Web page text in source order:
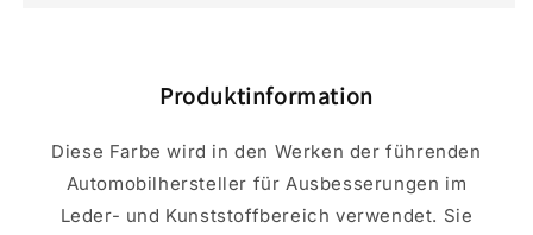
Produktinformation
Diese Farbe wird in den Werken der führenden
Automobilhersteller für Ausbesserungen im
Leder- und Kunststoffbereich verwendet. Sie